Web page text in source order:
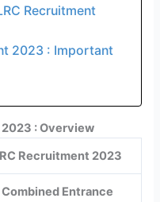
Recruitment
2023 : Important
: Overview
Recruitment 2023
Combined Entrance